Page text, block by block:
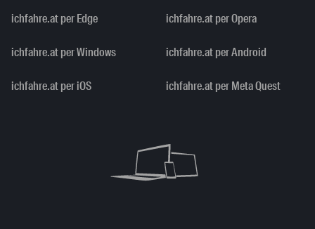
ichfahre.at per Edge ichfahre.at per Opera
ichfahre.at per Windows ichfahre.at per Android
ichfahre.at per iOS ichfahre.at per Meta Quest